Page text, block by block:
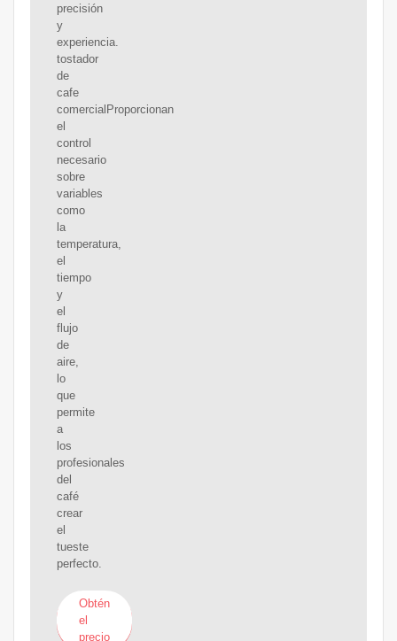
precisión
y
experiencia.
tostador
de
cafe
comercialProporcionan
el
control
necesario
sobre
variables
como
la
temperatura,
el
tiempo
y
el
flujo
de
aire,
lo
que
permite
a
los
profesionales
del
café
crear
el
tueste
perfecto.
Obtén
el
precio